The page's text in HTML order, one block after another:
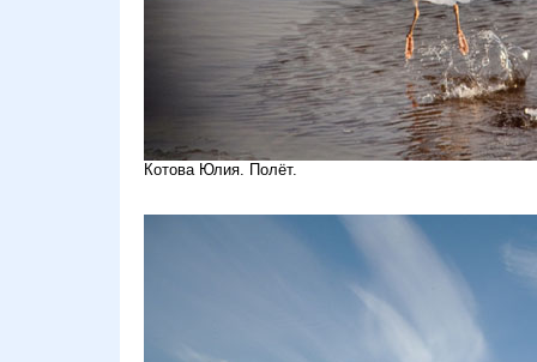
Котова Юлия. Полёт.